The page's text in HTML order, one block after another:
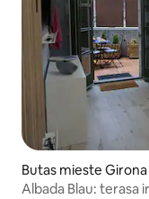
Butas mieste Girona
Albada Blau: terasa